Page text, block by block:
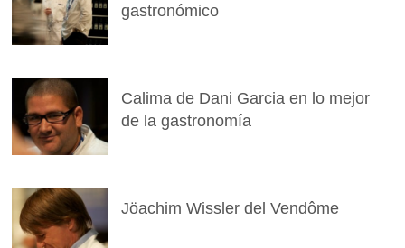
gastronómico
Calima de Dani Garcia en lo mejor
de la gastronomía
Jöachim Wissler del Vendôme